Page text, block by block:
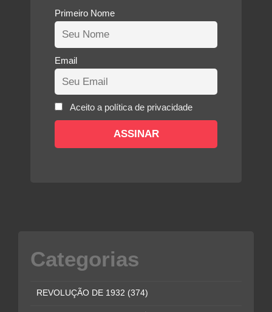
Primeiro Nome
Email
Aceito a política de privacidade
Categorias
REVOLUÇÃO DE 1932 (374)